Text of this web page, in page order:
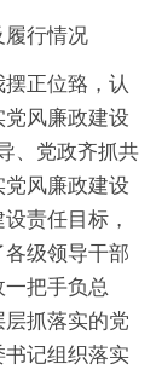
履行情况
正位臵，认
风廉政建设
、党政齐抓共
风廉政建设
责任目标，
级领导干部
把手负总
抓落实的党
书记组织落实